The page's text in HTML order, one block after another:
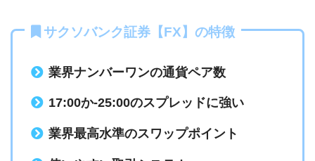
サクソバンク証券【FX】の特徴
業界ナンバーワンの通貨ペア数
17:00か-25:00のスプレッドに強い
業界最高水準のスワップポイント